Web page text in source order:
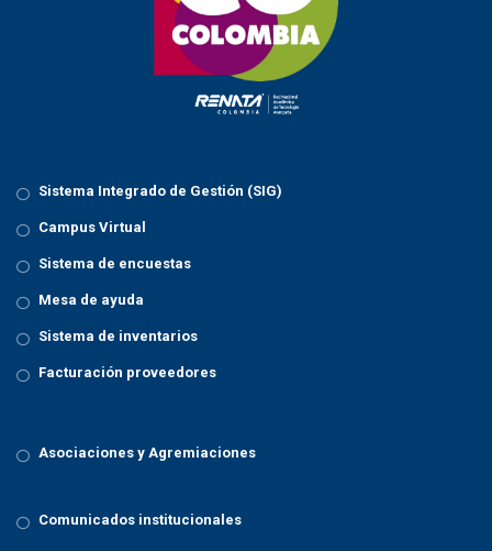
Sistema Integrado de Gestión (SIG)
Campus Virtual
Sistema de encuestas
Mesa de ayuda
Sistema de inventarios
Facturación proveedores
Asociaciones y Agremiaciones
Comunicados institucionales